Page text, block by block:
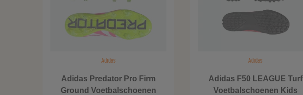
Adidas
Adidas Predator Pro Firm
Ground Voetbalschoenen
Adidas
Adidas F50 LEAGUE Turf
Voetbalschoenen Kids